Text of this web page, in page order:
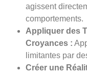
agissent
comportements.
Appliquer des
Croyances :
limitantes par
Créer une